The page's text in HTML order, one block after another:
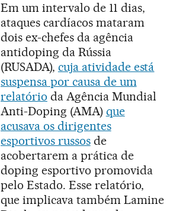
Em um intervalo de 11 dias,
ataques cardíacos mataram
dois ex-chefes da agência
antidoping da Rússia
(RUSADA), cuja atividade está
suspensa por causa de um
relatório da Agência Mundial
Anti-Doping (AMA) que
acusava os dirigentes
esportivos russosde
acobertarem a prática de
doping esportivo promovida
pelo Estado. Esse relatório,
que implicava também Lamine